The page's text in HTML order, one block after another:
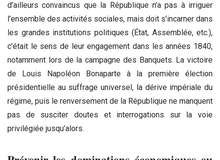
d’ailleurs convaincus que la République n’a pas à irriguer
l’ensemble des activités sociales, mais doit s’incarner dans
les grandes institutions politiques (État, Assemblée, etc.),
c’était le sens de leur engagement dans les années 1840,
notamment lors de la campagne des Banquets. La victoire
de Louis Napoléon Bonaparte à la première élection
présidentielle au suffrage universel, la dérive impériale du
régime, puis le renversement de la République ne manquent
pas de susciter doutes et interrogations sur la voie
privilégiée jusqu’alors.